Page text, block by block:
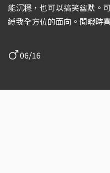
能沉穩，也可以搞笑幽默。
縛我全方位的面向。閒暇時
分。把握機會，不怕挑戰，隨
Can 我，會成為你的太陽
06/16